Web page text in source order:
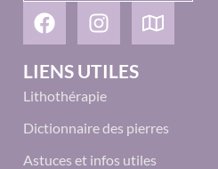
LIENS UTILES
Lithothérapie
Dictionnaire des pierres
Astuces et infos utiles